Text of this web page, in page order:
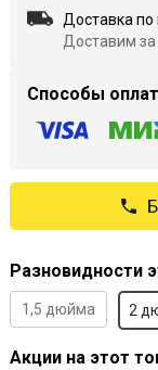
Доставка по
Доставим
Способы
Разновидности
1,5 дюйма 2
Акции на этот